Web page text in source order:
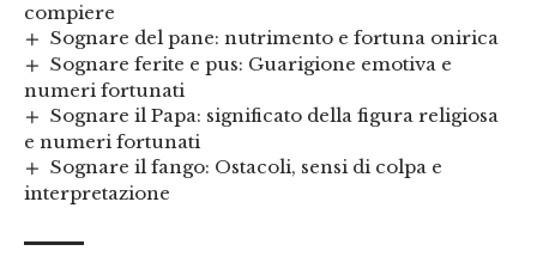
compiere
Sognare del pane: nutrimento e fortuna onirica
Sognare ferite e pus: Guarigione emotiva e
numeri fortunati
Sognare il Papa: significato della figura religiosa
e numeri fortunati
Sognare il fango: Ostacoli, sensi di colpa e
interpretazione